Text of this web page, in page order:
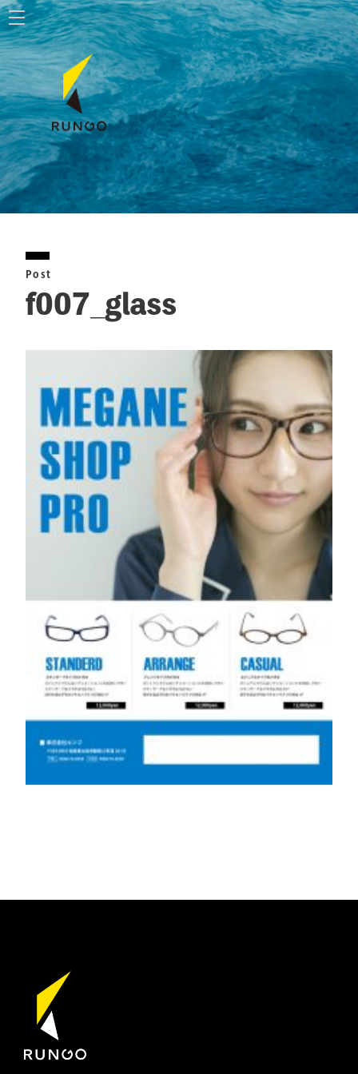
ホーム
株式会社ルンゴ
事業内容
お知らせ
Post
f007_glass